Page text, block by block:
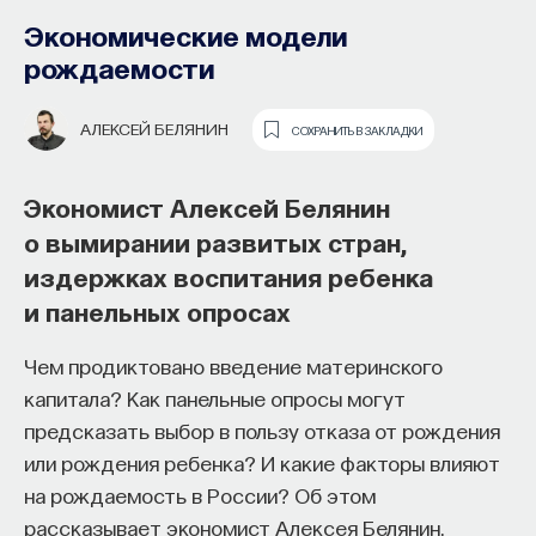
Экономические модели
рождаемости
АЛЕКСЕЙ БЕЛЯНИН СОХРАНИТЬ В ЗАКЛАДКИ
Экономист Алексей Белянин
о вымирании развитых стран,
издержках воспитания ребенка
и панельных опросах
Чем продиктовано введение материнского
капитала? Как панельные опросы могут
предсказать выбор в пользу отказа от рождения
или рождения ребенка? И какие факторы влияют
на рождаемость в России? Об этом
рассказывает экономист Алексея Белянин.
Основатель ПостНауки Ивар
Максутов запускает сервис, который
поможет найти свою нишу
в глобальных deep tech и биотех
компаниях
В 2012 годуИвар Максутовсоздал проект
ПостНаука, который дал голос учёным и навсегда
Социолог Виктор Вахштайн
объясняет, как материальные
объекты конституируют социальные
взаимодействия
Данный текст представляет собой
переработанный фрагмент книги «Объекты-в-
действии. Исследования по микросоциологии